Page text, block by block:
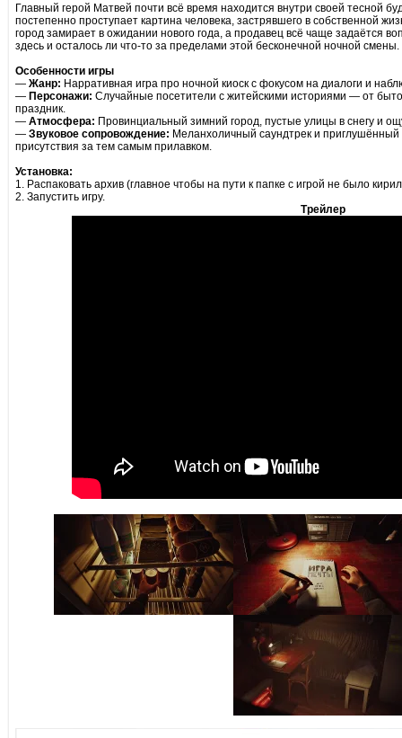
Главный герой Матвей почти всё время находится внутри своей тесной
постепенно проступает картина человека, застрявшего в собственной
город замирает в ожидании нового года, а продавец всё чаще задаётся
здесь и осталось ли что-то за пределами этой бесконечной ночной смены.
Особенности игры
— Жанр: Нарративная игра про ночной киоск с фокусом на диалоги и
— Персонажи: Случайные посетители с житейскими историями — от
праздник.
— Атмосфера: Провинциальный зимний город, пустые улицы в снегу и
— Звуковое сопровождение: Меланхоличный саундтрек и
присутствия за тем самым прилавком.
Установка:
1. Распаковать архив (главное чтобы на пути к папке с игрой не было
2. Запустить игру.
Трейлер